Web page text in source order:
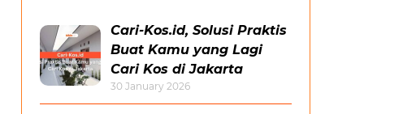
Cari-Kos.id, Solusi Praktis
Buat Kamu yang Lagi
Cari Kos di Jakarta
30 January 2026